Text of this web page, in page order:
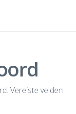
Vereiste velden